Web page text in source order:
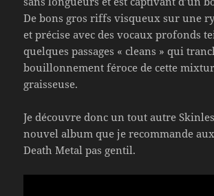
De bons gros riffs visqueux sur une
et précise avec des vocaux profonds
quelques passages « cleans » qui
bouillonnement féroce de cette
graisseuse.
Je découvre donc un tout autre
nouvel album que je recommande
Death Metal pas gentil.